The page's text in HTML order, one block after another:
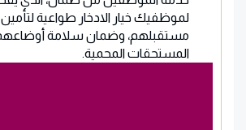
لموظفيك خيار الادخار طواعية لتأمين
مستقبلهم، وضمان سلامة أوضاعهم
المستحقات المحمية.